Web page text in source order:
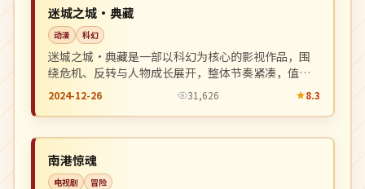
中国
迷城之城·典藏
动漫 科幻
迷城之城·典藏是一部以科幻为核心的影视作品，围
绕危机、反转与人物成长展开，整体节奏紧凑，值得
推荐观看。
2024-12-26 31,626 8.3
日本
南港惊魂
电视剧 冒险